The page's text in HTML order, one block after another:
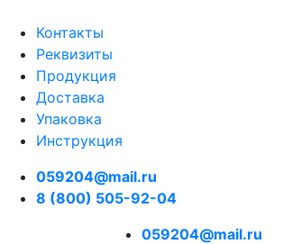
Контакты
Реквизиты
Продукция
Доставка
Упаковка
Инструкция
059204@mail.ru
8 (800) 505-92-04
059204@mail.ru